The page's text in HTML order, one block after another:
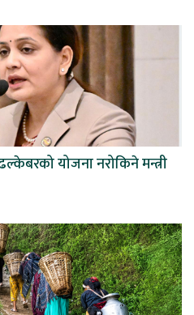
योजना नरोकिने मन्त्री